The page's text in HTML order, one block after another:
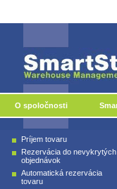
O spoločnosti
Príjem tovaru
Rezervácia do nevykrytých
objednávok
Automatická rezervácia
tovaru